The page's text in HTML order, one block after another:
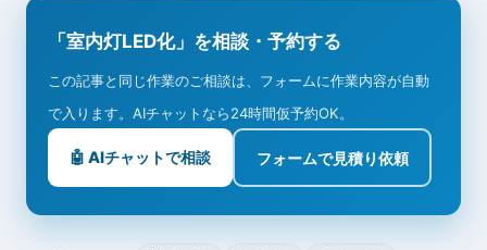
「室内灯LED化」を相談・予約する
この記事と同じ作業のご相談は、フォームに作業内容が自動
で入ります。AIチャットなら24時間仮予約OK。
🤖 AIチャットで相談 フォームで見積り依頼